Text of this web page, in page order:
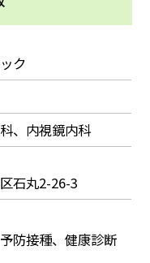
ク
、内視鏡内科
石丸2-26-3
防接種、健康診断